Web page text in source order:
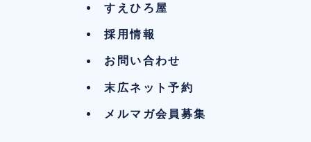
すえひろ屋
採用情報
お問い合わせ
末広ネット予約
メルマガ会員募集